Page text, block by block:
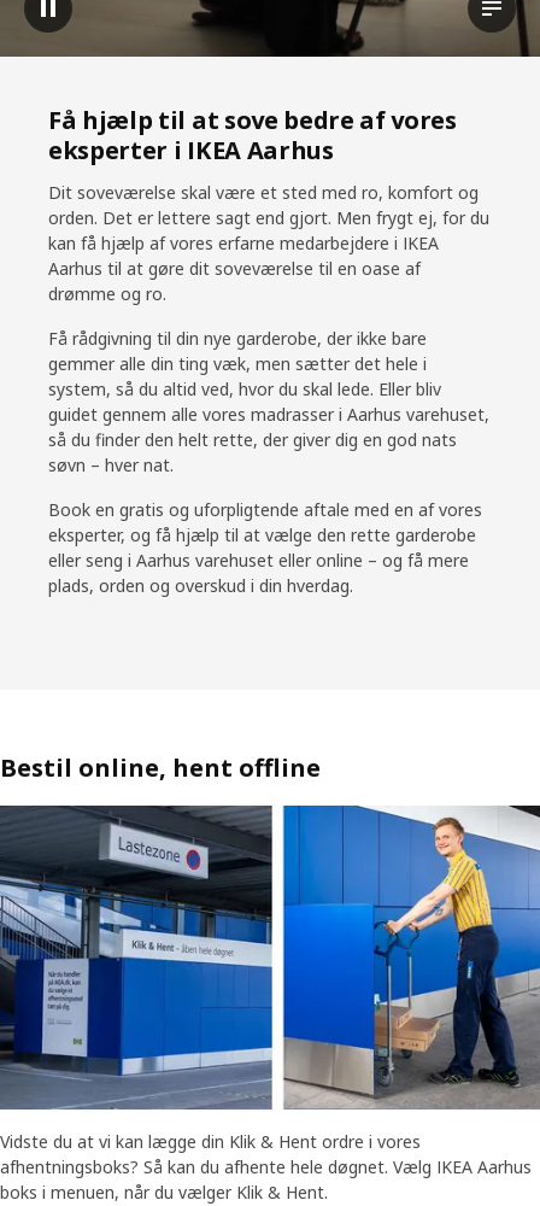
Sæt video på pause Se
Få hjælp til at sove bedre af vores
eksperter i IKEA Aarhus
Dit soveværelse skal være et sted med ro, komfort og
orden. Det er lettere sagt end gjort. Men frygt ej, for du
kan få hjælp af vores erfarne medarbejdere i IKEA
Aarhus til at gøre dit soveværelse til en oase af
drømme og ro.
Få rådgivning til din nye garderobe, der ikke bare
gemmer alle din ting væk, men sætter det hele i
system, så du altid ved, hvor du skal lede. Eller bliv
guidet gennem alle vores madrasser i Aarhus varehuset,
så du finder den helt rette, der giver dig en god nats
søvn – hver nat.
Book en gratis og uforpligtende aftale med en af vores
eksperter, og få hjælp til at vælge den rette garderobe
eller seng i Aarhus varehuset eller online – og få mere
plads, orden og overskud i din hverdag.
Bestil online, hent offline
Vidste du at vi kan lægge din Klik & Hent ordre i vores
afhentningsboks? Så kan du afhente hele døgnet. Vælg IKEA Aarhus
boks i menuen, når du vælger Klik & Hent.